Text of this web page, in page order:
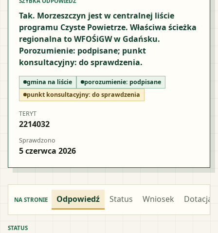
Tak. Morzeszczyn jest w centralnej liście
programu Czyste Powietrze. Właściwa ścieżka
regionalna to WFOŚiGW w Gdańsku.
Porozumienie: podpisane; punkt
konsultacyjny: do sprawdzenia.
gmina na liście porozumienie: podpisane
punkt konsultacyjny: do sprawdzenia
TERYT
2214032
Sprawdzono
5 czerwca 2026
NA STRONIE Odpowiedź Status Wniosek Dotacja
STATUS